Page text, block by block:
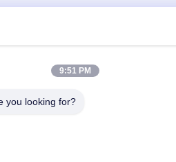
9:51 PM
you looking for?